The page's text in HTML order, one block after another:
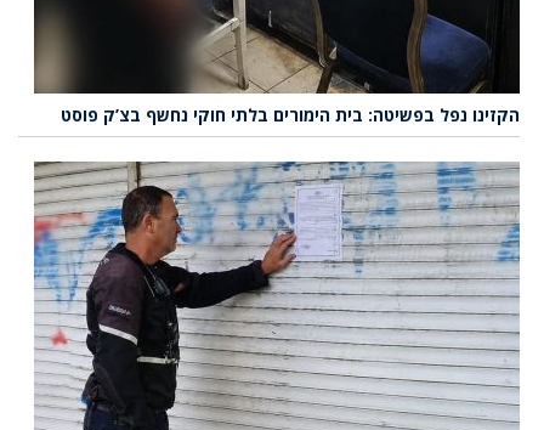
הקזינו נפל בפשיטה: בית הימורים בלתי חוקי נחשף בצ’ק פוסט